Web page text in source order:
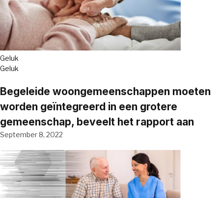
Geluk
Geluk
Begeleide woongemeenschappen moeten
worden geïntegreerd in een grotere
gemeenschap, beveelt het rapport aan
September 8, 2022